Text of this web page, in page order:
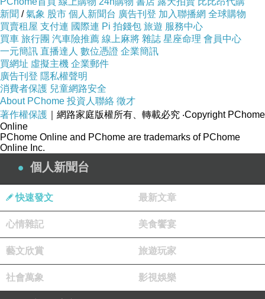
Dr.Douxi 朵璽 杏仁酸深層保養乳液 60ml 買一送
一
【TC系列】玫瑰嫩白身體乳 3入組(300ml)
【FU】3.5mm立體聲插針公對2RCA公 鍍金頭音
頻訊號線-10公尺(SY0050)
BIOPEUTIC葆療美 B3酵素紅潤好氣色粉刺煥膚
乳(一般型)2oz
Institut Karite Paris 巴黎乳油木經典保養旅行組
(牛奶乳霜身體霜30ml+牛奶乳霜護手霜30ml)
新聞 /氣象 股市 個人新聞台 廣告刊登 加入聯播網 全球購物
買賣租屋 支付連 國際連 Pi 拍錢包 旅遊 服務中心
買車 旅行團 汽車險推薦 線上麻將 雜誌 星座命理 會員中心
一元簡訊 直播達人 數位憑證 企業簡訊
買網址 虛擬主機 企業郵件
廣告刊登 隱私權聲明
消費者保護 兒童網路安全
About PChome 投資人聯絡 徵才
著作權保護 ｜網路家庭版權所有、轉載必究 ‧Copyright PChome
Online
PChome Online and PChome are trademarks of PChome
Online Inc.
個人新聞台
快速發文 最新文章
心情雜記 美食饗宴
藝文欣賞 旅遊玩家
社會萬象 影視娛樂